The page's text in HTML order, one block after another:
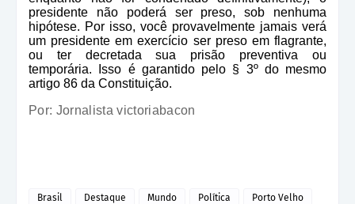
presidente não poderá ser preso, sob nenhuma
hipótese. Por isso, você provavelmente jamais verá
um presidente em exercício ser preso em flagrante,
ou ter decretada sua prisão preventiva ou
temporária. Isso é garantido pelo § 3º do mesmo
artigo 86 da Constituição.
Por: Jornalista victoriabacon
Brasil Destaque Mundo Política
Porto Velho